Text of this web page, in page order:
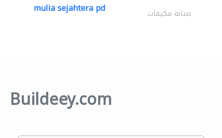
mulia sejahtera pd صيانة مكيفات
Buildeey.com